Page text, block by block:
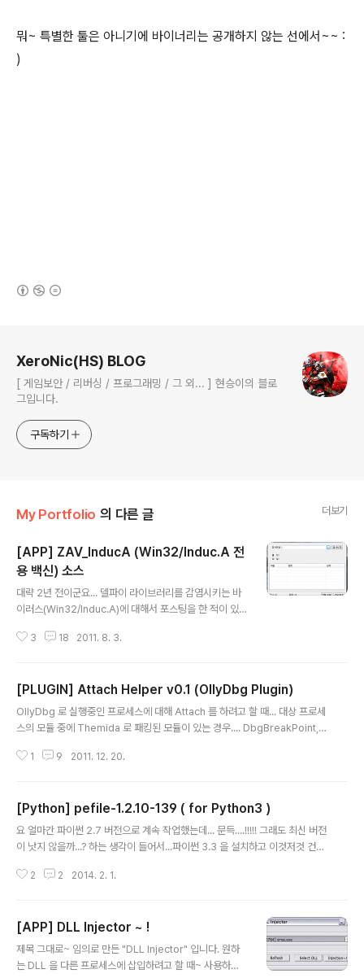
뭐~ 특별한 툴은 아니기에 바이너리는 공개하지 않는 선에서~~ :
)
XeroNic(HS) BLOG
[ 게임보안 / 리버싱 / 프로그래밍 / 그 외... ] 현승이의 블로
그입니다.
구독하기
My Portfolio 의 다른 글 더보기
[APP] ZAV_InducA (Win32/Induc.A 전
용 백신) 소스
대략 2년 전이군요... 델파이 라이브러리를 감염시키는 바
이러스(Win32/Induc.A)에 대해서 포스팅을 한 적이 있
- 델파이 라이브러리 감염 바이러스 Win32.induc.a 그
그 바이러스 자체가 워낙에 특별한게(?) 없던 탓에... 백신
역시 특별한 것은 없습니다. 디스크의 파일을 하나씩 하나
씩 스캔하면서~~ 바이러스 코드가 있는지 확인을 하고, 있
파일에 대해서는 바이러스 코드를 제거하고, 바이러스 코
3 18 2011. 8. 3.
[PLUGIN] Attach Helper v0.1 (OllyDbg Plugin)
OllyDbg 로 실행중인 프로세스에 대해 Attach 를 하려고 할 때... 대상 프로세
스의 모듈 중에 Themida 로 패킹된 모듈이 있는 경우.... DbgBreakPoint, D
있습니다. 해당 API 들을 원래대로 복원을 해주면 정상적으로 Attach 가 가능
1 9 2011. 12. 20.
[Python] pefile-1.2.10-139 ( for Python3 )
요 얼마간 파이썬 2.7 버전으로 계속 작업했는데... 문득....!!!!! 그래도 최신 버전
이 낫지 않을까...? 하는 생각이 들어서...파이썬 3.3 을 설치하고 이것저것 건드
은 대략 멘.붕...;;;;바뀐 문법으로 인해 라이브러리 설치 단계부터 에러가 나기 시
라이브러리 설치부터 막혀버리니..;;( 업무 특성상 pefile, pydasm 뭐 요런 것
들을 사용하는지라..;; ) 한차례 좌절감을 맛본 후... 인터넷으로 파이썬3 에 대한
이런저런(?) 정보..
2 2 2014. 2. 1.
[APP] DLL Injector ~ !
제목 그대로~ 임의로 만든 "DLL Injector" 입니다. 원하
는 DLL 을 다른 프로세스에 삽입하려고 할 때~ 사용하는